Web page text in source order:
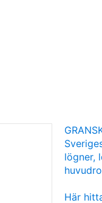
lögner,
Här